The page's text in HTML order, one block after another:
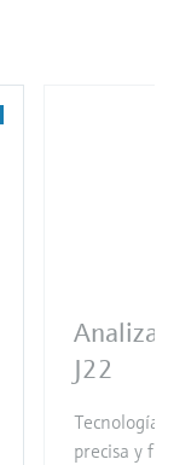
J22
Tecnología
precisa y